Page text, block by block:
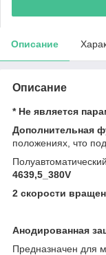
Описание
Описание
* Не является
Дополнительная
положениях, что
4639,5_380V
2 скорости
Анодированная
Предназначен для